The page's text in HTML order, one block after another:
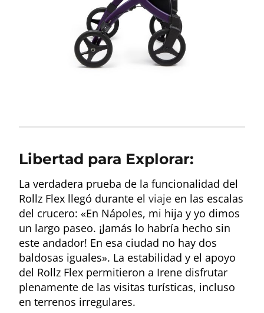
Libertad para Explorar:
La verdadera prueba de la funcionalidad del
Rollz Flex llegó durante elviaje en las escalas
del crucero: «En Nápoles, mi hija y yo dimos
un largo paseo. ¡Jamás lo habría hecho sin
este andador! En esa ciudad no hay dos
baldosas iguales». La estabilidad y el apoyo
del Rollz Flex permitieron a Irene disfrutar
plenamente de las visitas turísticas, incluso
en terrenos irregulares.